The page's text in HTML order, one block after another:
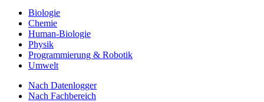
Biologie
Chemie
Human-Biologie
Physik
Programmierung & Robotik
Umwelt
Nach Datenlogger
Nach Fachbereich